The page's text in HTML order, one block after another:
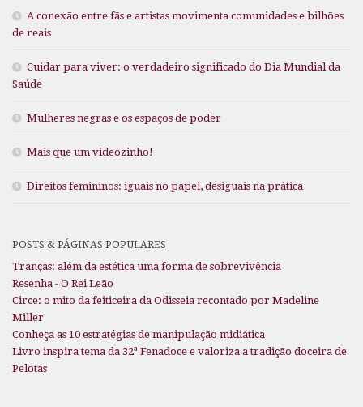
A conexão entre fãs e artistas movimenta comunidades e bilhões
de reais
Cuidar para viver: o verdadeiro significado do Dia Mundial da
Saúde
Mulheres negras e os espaços de poder
Mais que um videozinho!
Direitos femininos: iguais no papel, desiguais na prática
POSTS & PÁGINAS POPULARES
Tranças: além da estética uma forma de sobrevivência
Resenha - O Rei Leão
Circe: o mito da feiticeira da Odisseia recontado por Madeline
Miller
Conheça as 10 estratégias de manipulação midiática
Livro inspira tema da 32ª Fenadoce e valoriza a tradição doceira de
Pelotas